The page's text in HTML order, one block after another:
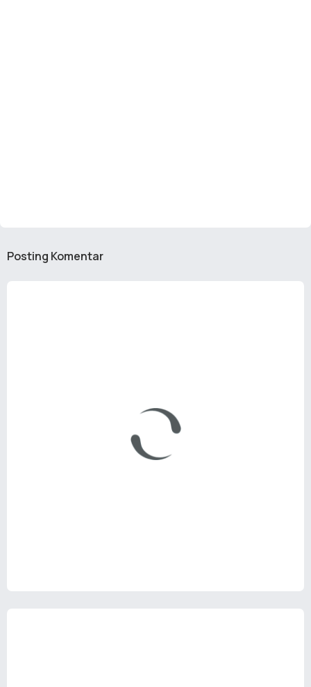
Posting Komentar